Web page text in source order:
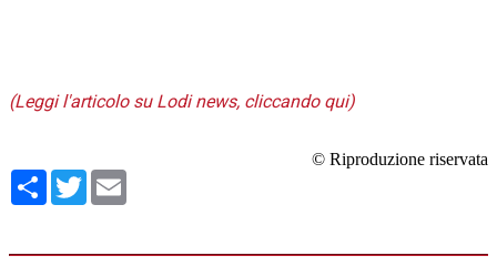
(Leggi l'articolo su Lodi news, cliccando qui)
© Riproduzione riservata
Condividi
Twitter